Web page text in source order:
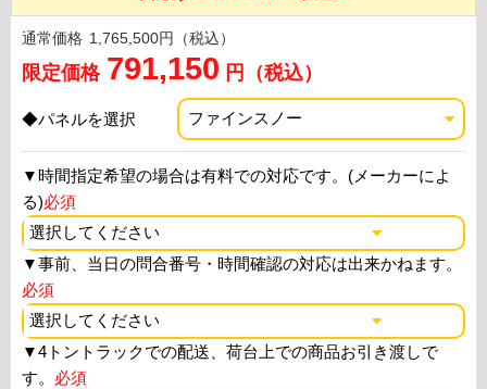
通常価格 1,765,500円（税込）
限定価格 791,150 円（税込）
◆パネルを選択
▼時間指定希望の場合は有料での対応です。(メーカーによ
る)必須
▼事前、当日の問合番号・時間確認の対応は出来かねます。
必須
▼4トントラックでの配送、荷台上での商品お引き渡しで
す。 必須